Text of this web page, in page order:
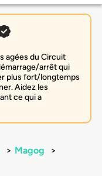
agées du Circuit
arrêt qui
plus fort/longtemps
Aidez les
ce qui a
> Magog
>